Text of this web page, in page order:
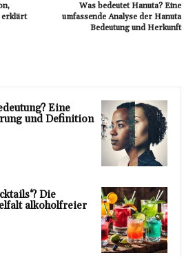
erklärt
Was bedeutet Hanuta? Eine
umfassende Analyse der Hanuta
Bedeutung und Herkunft
Eine
und Definition
Die
alkoholfreier